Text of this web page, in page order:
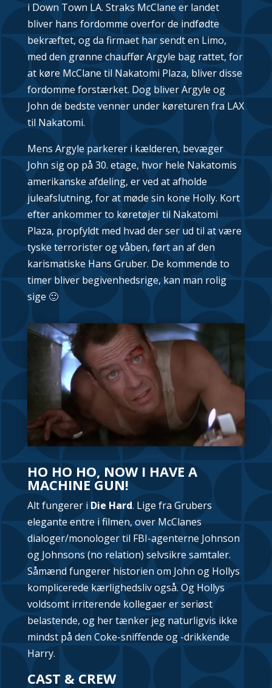
i Down Town LA. Straks McClane er landet
bliver hans fordomme overfor de indfødte
bekræftet, og da firmaet har sendt en Limo,
med den grønne chauffør Argyle bag rattet, for
at køre McClane til Nakatomi Plaza, bliver disse
fordomme forstærket. Dog bliver Argyle og
John de bedste venner under køreturen fra LAX
til Nakatomi.
Mens Argyle parkerer i kælderen, bevæger
John sig op på 30. etage, hvor hele Nakatomis
amerikanske afdeling, er ved at afholde
juleafslutning, for at møde sin kone Holly. Kort
efter ankommer to køretøjer til Nakatomi
Plaza, propfyldt med hvad der ser ud til at være
tyske terrorister og våben, ført an af den
karismatiske Hans Gruber. De kommende to
timer bliver begivenhedsrige, kan man rolig
sige 🙂
HO HO HO, NOW I HAVE A
MACHINE GUN!
Alt fungerer i Die Hard. Lige fra Grubers
elegante entre i filmen, over McClanes
dialoger/monologer til FBI-agenterne Johnson
og Johnsons (no relation) selvsikre samtaler.
Såmænd fungerer historien om John og Hollys
komplicerede kærlighedsliv også. Og Hollys
voldsomt irriterende kollegaer er seriøst
belastende, og her tænker jeg naturligvis ikke
mindst på den Coke-sniffende og -drikkende
Harry.
CAST & CREW